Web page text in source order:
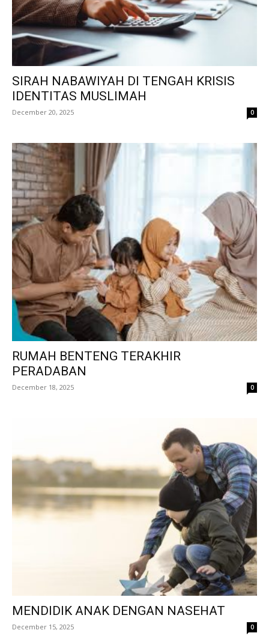
SIRAH NABAWIYAH DI TENGAH KRISIS
IDENTITAS MUSLIMAH
December 20, 2025 0
RUMAH BENTENG TERAKHIR
PERADABAN
December 18, 2025 0
MENDIDIK ANAK DENGAN NASEHAT
December 15, 2025 0